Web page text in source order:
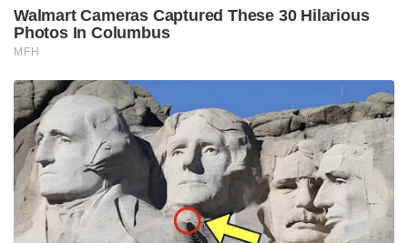
Walmart Cameras Captured These 30 Hilarious
Photos In Columbus
MFH